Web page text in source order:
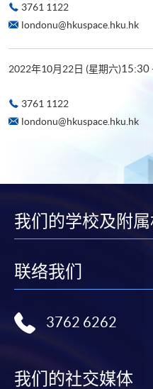
3761 1122
londonu@hkuspace.hku.hk
2022年10月22日 (星期六)15:30
3761 1122
londonu@hkuspace.hku.hk
我们的学校及附
联络我们
3762 6262
我们的社交媒体